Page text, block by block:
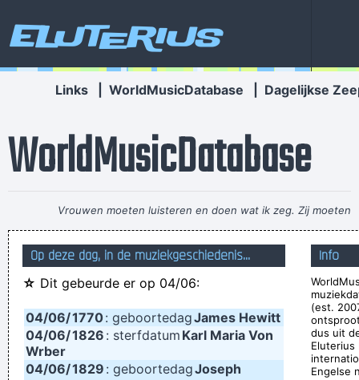
Eluterius
Links WorldMusicDatabase Dagelijkse
WorldMusicDatabase
Vrouwen moeten luisteren en doen wat ik zeg. Zij moeten
vooral niet zeuren~ Kanye West
How deep is your love? I really need to learn.
~ Bee Gees
There are things known, there are things unknown, in
between are doors~ Jim Morrison
I go to a very visual place when I'm singing. It's very cinematic
and I get this feeling of space. I love when music does that.~
Op deze dag, in de muziekgeschiedenis...
☆ Dit gebeurde er op 04/06:
04/06/1770: geboortedagJames Hewitt
04/06/1826 : sterfdatum Karl Maria Von
Wrber
04/06/1829 : geboortedagJoseph
Info
(est.
dus uit
Eluterius
Engelse